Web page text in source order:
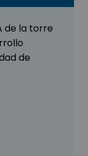
de la torre
de